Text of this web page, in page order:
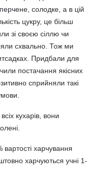
солодке, а в цій
цукру, це більш
зі своєю сіллю чи
схвально. Тож ми
Придбали для
постачання якісних
сприйняли такі
кухарів, вони
вартості харчування
харчуються учні 1-